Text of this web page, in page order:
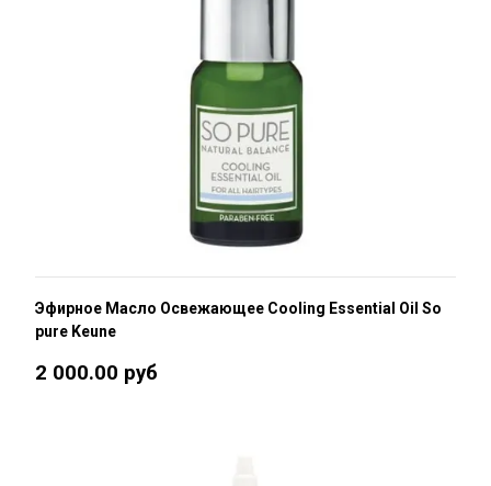
Эфирное Масло Освежающее Cooling Essential Oil So
pure Keune
2 000.00 руб